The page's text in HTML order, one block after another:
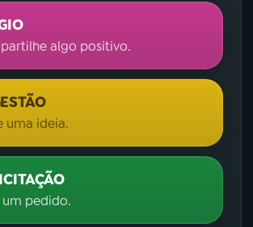
algo positivo.
uma ideia.
um pedido.